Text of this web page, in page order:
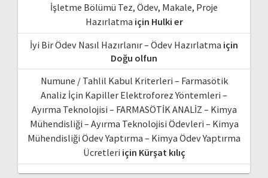
İşletme Bölümü Tez, Ödev, Makale, Proje
Hazırlatma için Hulki er
İyi Bir Ödev Nasıl Hazırlanır – Ödev Hazırlatma için
Doğu olfun
Numune / Tahlil Kabul Kriterleri – Farmasötik
Analiz İçin Kapiller Elektroforez Yöntemleri –
Ayırma Teknolojisi – FARMASÖTİK ANALİZ – Kimya
Mühendisliği – Ayırma Teknolojisi Ödevleri – Kimya
Mühendisliği Ödev Yaptırma – Kimya Ödev Yaptırma
Ücretleri için Kürşat kılıç